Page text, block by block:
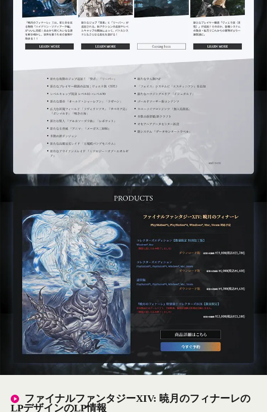
ファイナルファンタジーXIV: 暁月のフィナーレの
LPデザインのLP情報